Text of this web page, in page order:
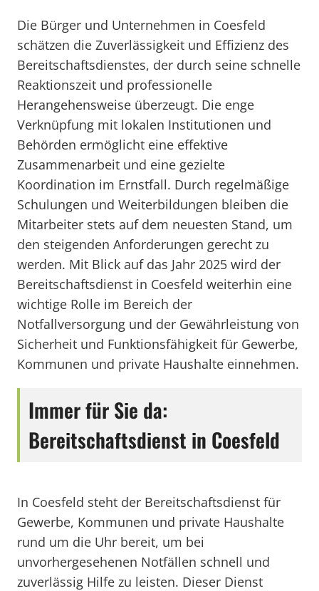
Die Bürger und Unternehmen in Coesfeld
schätzen die Zuverlässigkeit und Effizienz des
Bereitschaftsdienstes, der durch seine schnelle
Reaktionszeit und professionelle
Herangehensweise überzeugt. Die enge
Verknüpfung mit lokalen Institutionen und
Behörden ermöglicht eine effektive
Zusammenarbeit und eine gezielte
Koordination im Ernstfall. Durch regelmäßige
Schulungen und Weiterbildungen bleiben die
Mitarbeiter stets auf dem neuesten Stand, um
den steigenden Anforderungen gerecht zu
werden. Mit Blick auf das Jahr 2025 wird der
Bereitschaftsdienst in Coesfeld weiterhin eine
wichtige Rolle im Bereich der
Notfallversorgung und der Gewährleistung von
Sicherheit und Funktionsfähigkeit für Gewerbe,
Kommunen und private Haushalte einnehmen.
Immer für Sie da:
Bereitschaftsdienst in Coesfeld
In Coesfeld steht der Bereitschaftsdienst für
Gewerbe, Kommunen und private Haushalte
rund um die Uhr bereit, um bei
unvorhergesehenen Notfällen schnell und
zuverlässig Hilfe zu leisten. Dieser Dienst